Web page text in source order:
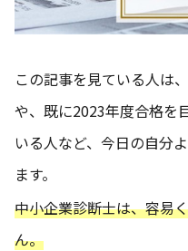
この記事を見ている人は
や、既に2023年度合格を
いる人など、今日の自分
ます。
中小企業診断士は、容易
ん。